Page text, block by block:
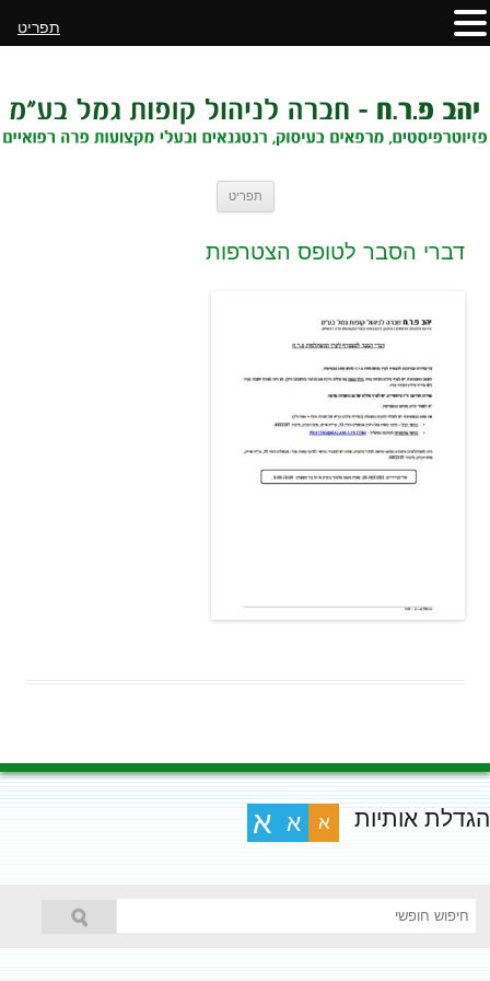
תפריט
דברי הסבר לטופס הצטרפות
הגדלת אותיות א א א
תפריט